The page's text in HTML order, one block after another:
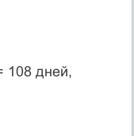
108 дней,